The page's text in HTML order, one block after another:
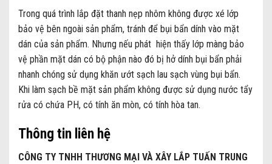
Trong quá trình lắp đặt thanh nẹp nhôm không được xé lớp
bảo vệ bên ngoài sản phẩm, tránh để bụi bẩn dính vào mặt
dán của sản phẩm. Nhưng nếu phát hiện thấy lớp màng bảo
vệ phần mặt dán có bộ phận nào đó bị hở dính bụi bẩn phải
nhanh chóng sử dụng khăn ướt sạch lau sạch vùng bụi bẩn.
Khi làm sạch bề mặt sản phẩm không được sử dụng nước tẩy
rửa có chứa PH, có tính ăn mòn, có tính hòa tan.
Thông tin liên hệ
CÔNG TY TNHH THƯƠNG MẠI VÀ XÂY LẮP TUẤN TRUNG